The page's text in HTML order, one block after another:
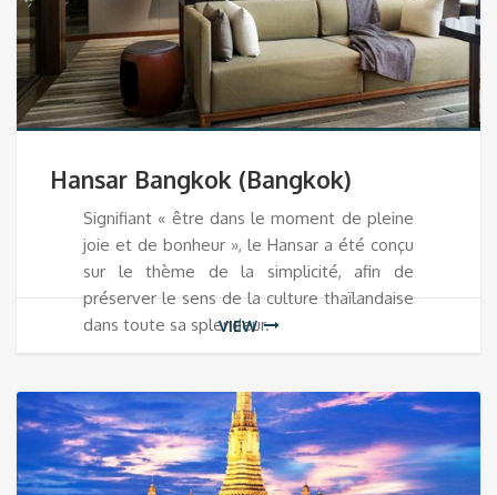
Hansar Bangkok (Bangkok)
Signifiant « être dans le moment de pleine
joie et de bonheur », le Hansar a été conçu
sur le thème de la simplicité, afin de
préserver le sens de la culture thaïlandaise
dans toute sa splendeur.
VIEW